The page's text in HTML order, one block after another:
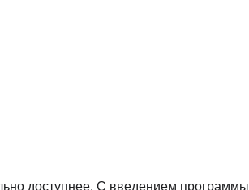
доступнее. С введением программы